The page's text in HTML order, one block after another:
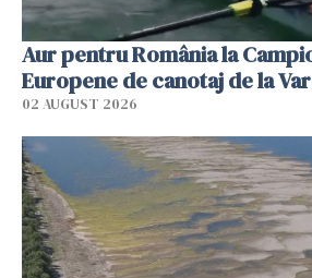
Aur pentru România la
Europene de canotaj de la
02 AUGUST 2026